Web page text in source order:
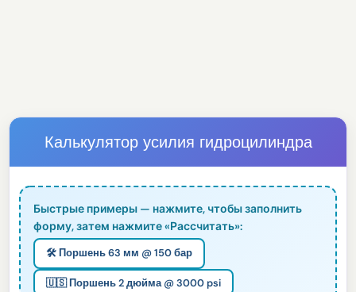
Калькулятор усилия гидроцилиндра
Быстрые примеры — нажмите, чтобы заполнить
форму, затем нажмите «Рассчитать»:
🛠️ Поршень 63 мм @ 150 бар
🇺🇸 Поршень 2 дюйма @ 3000 psi